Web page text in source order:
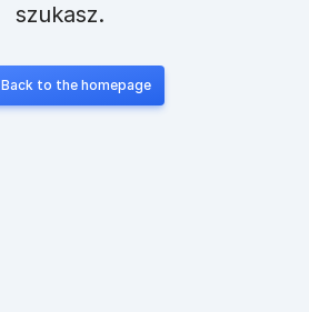
szukasz.
Back to the homepage